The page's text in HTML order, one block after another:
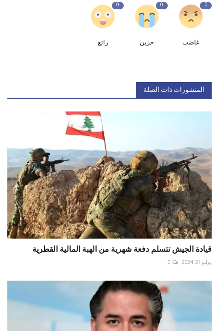
0
غاضب
0
حزين
0
رائع
المنشورات ذات الصلة
قيادة الجيش تتسلم دفعة شهرية من الهبة المالية القطرية
يوليو 31, 2024 0